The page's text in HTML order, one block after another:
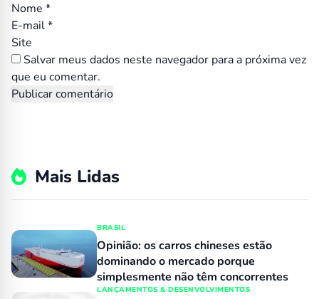
Nome *
E-mail*
Site
Salvar meus dados neste navegador para a próxima vez
que eu comentar.
Mais Lidas
BRASIL
Opinião: os carros chineses estão
dominando o mercado porque
simplesmente não têm concorrentes
LANÇAMENTOS & DESENVOLVIMENTOS